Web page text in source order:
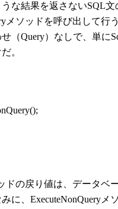
な結果を返さないSQL文
メソッドを呼び出して行
（Query）なしで、単に
。
ドの戻り値は、データベ
に、ExecuteNonQueryメ